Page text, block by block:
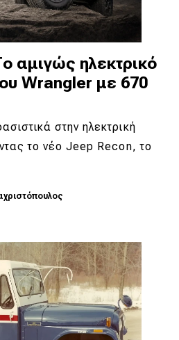
αμιγώς ηλεκτρικό
Wrangler με 670
στην ηλεκτρική
το νέο Jeep Recon, το